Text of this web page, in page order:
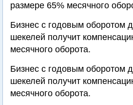
размере 65% месячного
Бизнес с годовым оборотом
шекелей получит
месячного оборота.
Бизнес с годовым оборотом
шекелей получит
месячного оборота.